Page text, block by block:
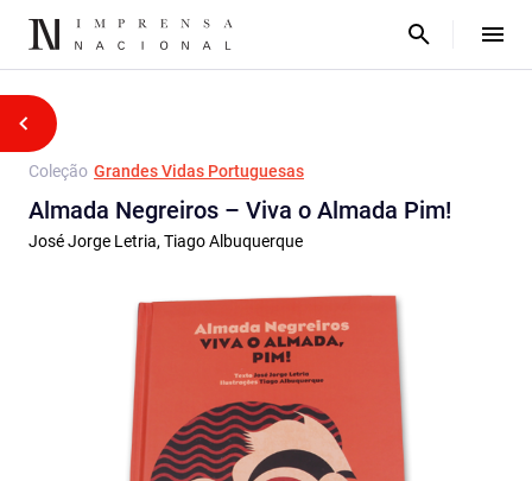
Coleção Grandes Vidas Portuguesas
Almada Negreiros – Viva o Almada Pim!
José Jorge Letria, Tiago Albuquerque